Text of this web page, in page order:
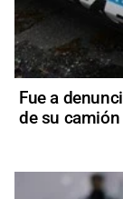
Fue a
de su